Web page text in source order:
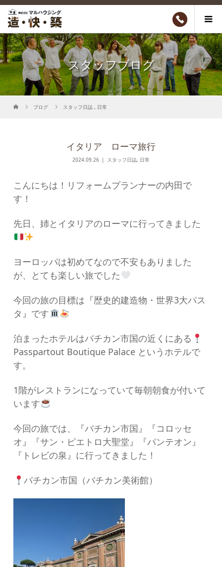
スタッフブログ
ブログ スタッフ日誌 , 日常
イタリア ローマ旅行
2024.09.26 スタッフ日誌, 日常
こんにちは！リフォームプランナーの内田で
す！
先日、姉とイタリアのローマに行ってきました
ヨーロッパは初めてなので不安もありました
が、とても楽しい旅でした
今回の旅の目標は『歴史的建造物・世界3大パス
タ』です
泊まったホテルはバチカン市国の近くにある
Passpartout Boutique Palace というホテルで
す。
1階がレストランになっていて毎朝朝食が付いて
います
今回の旅では、『バチカン市国』『コロッセ
オ』『サン・ピエトロ大聖堂』『パンテオン』
『トレビの泉』に行ってきました！
バチカン市国（バチカン美術館）